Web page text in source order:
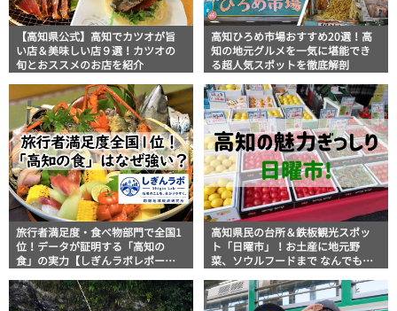
【高知県公式】高知でカツオが旨
い店＆美味しい店９選！カツオの
旬とおススメのお店を紹介
高知ひろめ市場おすすめ20選！高
知の地元グルメを一気に堪能でき
る超人気スポットを徹底解剖
旅行者満足度・食べ物部門で全国1
位！データが証明する「高知の
食」の実力【しぎんラボレポー
高知県民の台所＆鉄板観光スポッ
ト「日曜市」！お土産に地元野
菜、ソウルフードまで なんでもそ
説！